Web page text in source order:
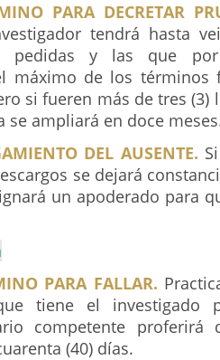
PARA DECRETAR
tendrá hasta
pedidas y las que
máximo de los términos
si fueren más de tres (3)
ampliará en doce
DEL AUSENTE.
se dejará
un apoderado para
PARA FALLAR.
tiene el investigado
competente proferirá
(40) días.